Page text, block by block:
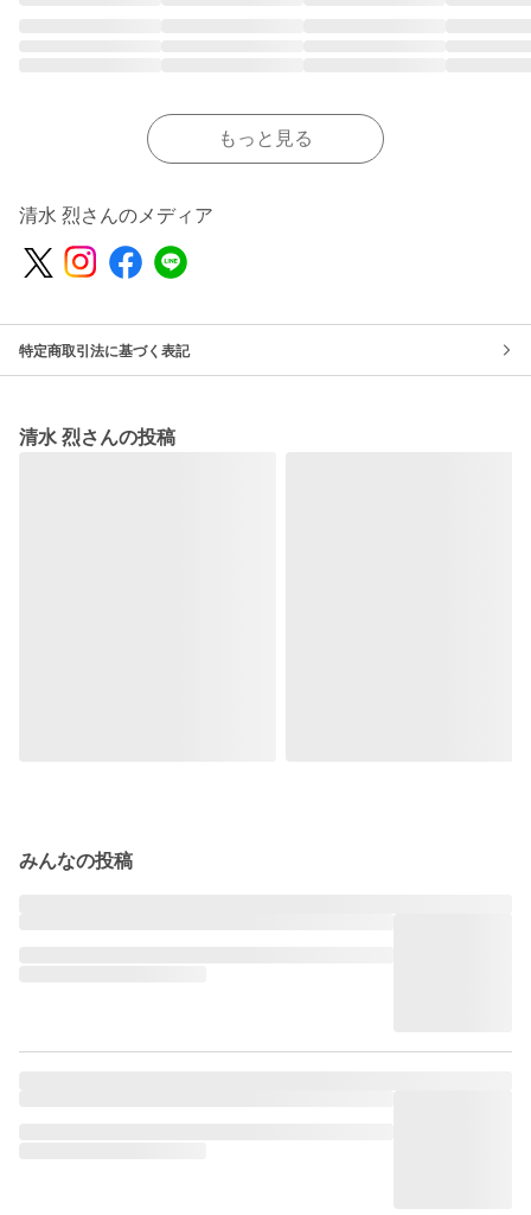
もっと見る
清水 烈さんのメディア
特定商取引法に基づく表記
清水 烈さんの投稿
みんなの投稿